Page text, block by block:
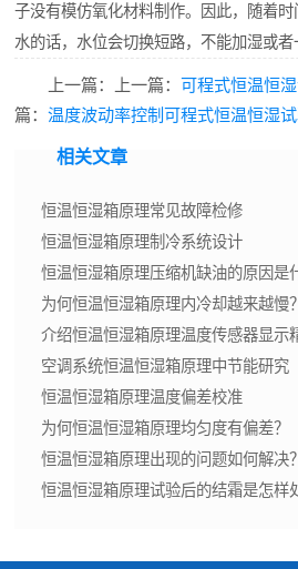
子没有模仿氧化材料制作。因此，随着
水的话，水位会切换短路，不能加湿或者
上一篇：上一篇：可程式恒温恒
篇：温度波动率控制可程式恒温恒湿
相关文章
恒温恒湿箱原理常见故障检修
恒温恒湿箱原理制冷系统设计
恒温恒湿箱原理压缩机缺油的原因是
为何恒温恒湿箱原理内冷却越来越慢？
介绍恒温恒湿箱原理温度传感器显示
空调系统恒温恒湿箱原理中节能研究
恒温恒湿箱原理温度偏差校准
为何恒温恒湿箱原理均匀度有偏差？
恒温恒湿箱原理出现的问题如何解决？
恒温恒湿箱原理试验后的结霜是怎样